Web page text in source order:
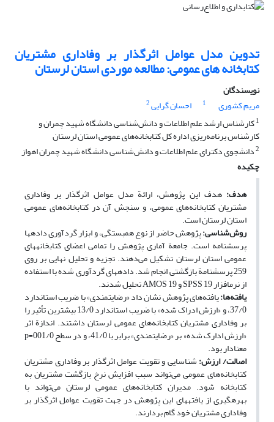
تدوین مدل عوامل اثرگذار بر وفاداری مشتریان
کتابخانه های عمومی: مطالعه موردی استان لرستان
نویسندگان
مریم کشوری
1 احسان گرایی2
1کارشناس ارشد علم اطلاعات و دانش‌شناسی دانشگاه شهید چمران و
کارشناس برنامه‌ریزی اداره کل کتابخانه‌های عمومی استان لرستان
2دانشجوی دکترای علم اطلاعات و دانش‌شناسی دانشگاه شهید چمران اهواز
چکیده
هدف:هدف این پژوهش، ارائة مدل عوامل اثرگذار بر وفاداری
مشتریان کتابخانه‌های عمومی، و سنجش آن در کتابخانه‌های عمومی
استان لرستان است.
روش‌شناسی: پژوهش حاضر از نوع همبستگی، و ابزار گردآوری داده‎ها
پرسشنامه است. جامعة آماری پژوهش را تمامی اعضای کتابخانه‎های
عمومی استان لرستان تشکیل می‌دهند. تجزیه ‌و تحلیل نهایی بر روی
259 پرسشنامة بازگشتی انجام شد. داده‎های گردآوری شده با استفاده
از نرم‎افزار SPSS 19 و AMOS 19 تحلیل شدند.
یافته‌ها:یافته‌های پژوهش نشان داد «رضایتمندی» با ضریب استاندارد
37/0، و «ارزش ادراک شده» با ضریب استاندارد 13/0 بیشترین تأثیر را
بر وفاداری مشتریان کتابخانه‌های عمومی لرستان داشتند. اندازة اثر
«ارزش ادارک شده» بر «رضایتمندی» برابر با 41/0، و در سطح 001/0=p
معنا‎دار بود.
اصالت/ ارزش:شناسایی و تقویت عوامل اثرگذار بر وفاداری مشتریان
کتابخانه‌های عمومی می‌تواند سبب افزایش نرخ بازگشت مشتریان به
کتابخانه شود. مدیران کتابخانه‌های عمومی لرستان می‌تواند با
بهره‎گیری از یافته‎های این پژوهش در جهت تقویت عوامل اثرگذار بر
وفاداری مشتریان خود گام بردارند.